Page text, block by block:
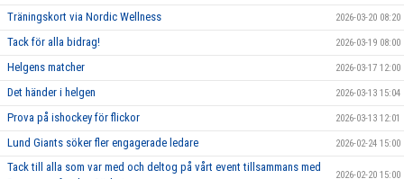
Träningskort via Nordic Wellness 2026-03-20 08:20
Tack för alla bidrag! 2026-03-19 08:00
Helgens matcher 2026-03-17 12:00
Det händer i helgen 2026-03-13 15:04
Prova på ishockey för flickor 2026-03-13 12:01
Lund Giants söker fler engagerade ledare 2026-02-24 15:00
Tack till alla som var med och deltog på vårt event tillsammans med
2026-02-20 15:00